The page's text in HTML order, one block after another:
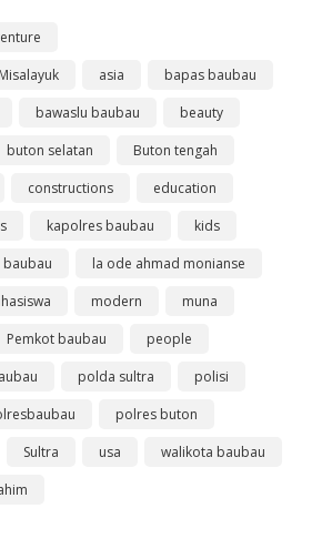
asia
bapas baubau
bawaslu baubau
beauty
buton selatan
Buton tengah
constructions
education
kapolres baubau
kids
baubau
la ode ahmad monianse
modern
muna
Pemkot baubau
people
polda sultra
polisi
polres buton
Sultra usa
walikota baubau